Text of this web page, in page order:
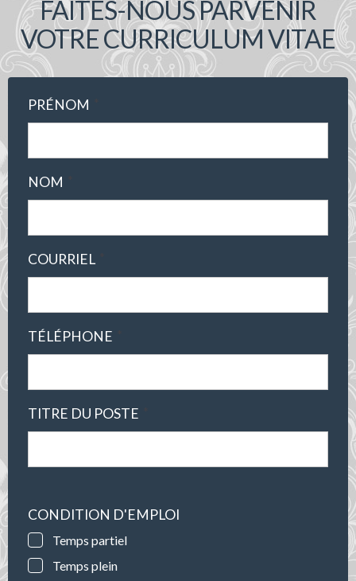
FAITES-NOUS PARVENIR
VOTRE CURRICULUM VITAE
PRÉNOM
NOM
COURRIEL
TÉLÉPHONE
TITRE DU POSTE
CONDITION D'EMPLOI
Temps partiel
Temps plein